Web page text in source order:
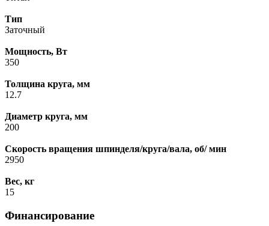
Тип
Заточный
Мощность, Вт
350
Толщина круга, мм
12.7
Диаметр круга, мм
200
Скорость вращения шпинделя/круга/вала, об/ мин
2950
Вес, кг
15
Финансирование